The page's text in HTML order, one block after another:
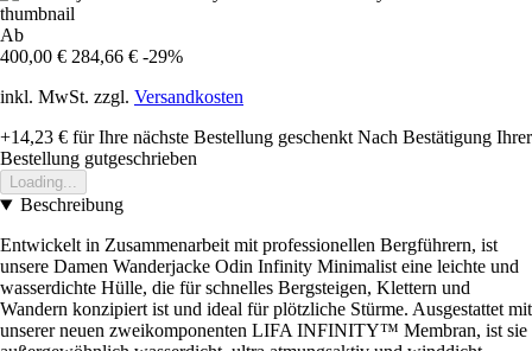
Ab
400,00 € 284,66 € -29%
inkl. MwSt. zzgl. Versandkosten
+14,23 € für Ihre nächste Bestellung geschenkt Nach Bestätigung Ihrer
Bestellung gutgeschrieben
Loading...
Beschreibung
Entwickelt in Zusammenarbeit mit professionellen Bergführern, ist
unsere Damen Wanderjacke Odin Infinity Minimalist eine leichte und
wasserdichte Hülle, die für schnelles Bergsteigen, Klettern und
Wandern konzipiert ist und ideal für plötzliche Stürme. Ausgestattet mit
unserer neuen zweikomponenten LIFA INFINITY™ Membran, ist sie